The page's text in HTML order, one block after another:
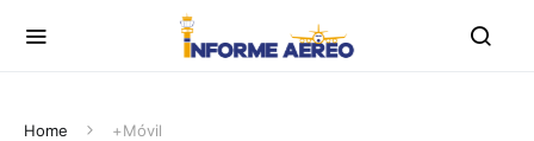
Home +Móvil